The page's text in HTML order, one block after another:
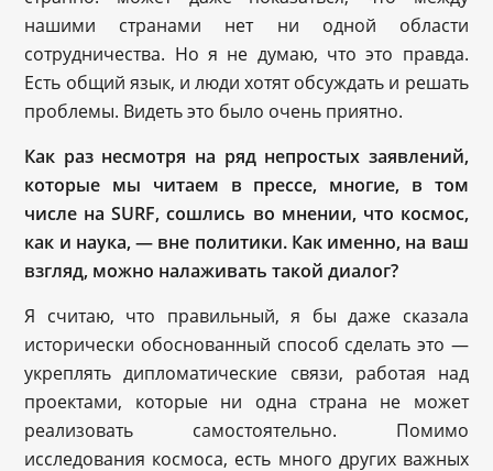
нашими странами нет ни одной области
сотрудничества. Но я не думаю, что это правда.
Есть общий язык, и люди хотят обсуждать и решать
проблемы. Видеть это было очень приятно.
Как раз несмотря на ряд непростых заявлений,
которые мы читаем в прессе, многие, в том
числе на SURF, сошлись во мнении, что космос,
как и наука, — вне политики. Как именно, на ваш
взгляд, можно налаживать такой диалог?
Я считаю, что правильный, я бы даже сказала
исторически обоснованный способ сделать это —
укреплять дипломатические связи, работая над
проектами, которые ни одна страна не может
реализовать самостоятельно. Помимо
исследования космоса, есть много других важных